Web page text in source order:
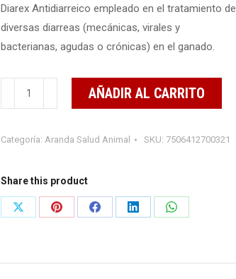
Diarex Antidiarreico empleado en el tratamiento de
diversas diarreas (mecánicas, virales y
bacterianas, agudas o crónicas) en el ganado.
50
cantidad
AÑADIR AL CARRITO
Categoría: Aranda Salud Animal SKU: 7506412700321
Share this product
Share
Share
Share
Share
Share